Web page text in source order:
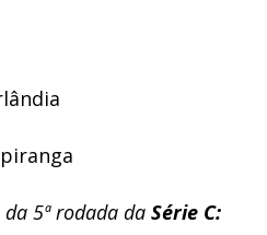
5ª rodada daSérie C: